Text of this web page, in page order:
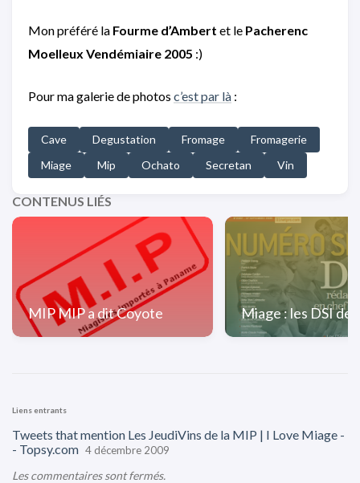
Mon préféré la Fourme d’Ambert et le Pacherenc
Moelleux Vendémiaire 2005 :)
Pour ma galerie de photos c’est par là :
Cave Degustation Fromage
Fromagerie
Miage
Mip Ochato Secretan Vin
CONTENUS LIÉS
MIP MIP a dit Coyote Miage : les DSI de
Liens entrants
Tweets that mention Les JeudiVins de la MIP | I Love Miage -
- Topsy.com 4 décembre 2009
Les commentaires sont fermés.